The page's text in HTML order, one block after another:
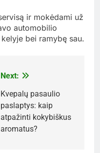
ir mokėdami už
automobilio
bei ramybę sau.
Next:
Kvepalų pasaulio
paslaptys: kaip
atpažinti kokybiškus
aromatus?